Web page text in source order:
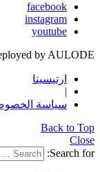
facebook
instagram
youtube
by AULODE
ارتيسيتا
|
سياسة
Back to Top
Close
Search for: